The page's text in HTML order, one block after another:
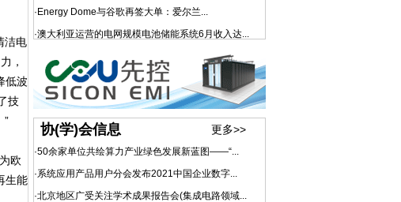
洁电
，
低波
技
”
欧
生能
· Energy Dome与谷歌再签大单：爱尔兰...
·澳大利亚运营的电网规模电池储能系统6月收入达...
协(学)会信息 更多>>
·50余家单位共绘算力产业绿色发展新蓝图——“...
·系统应用产品用户分会发布2021中国企业数字...
·北京地区广受关注学术成果报告会(集成电路领域...